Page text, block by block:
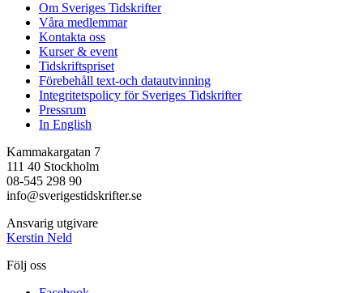
Om Sveriges Tidskrifter
Våra medlemmar
Kontakta oss
Kurser & event
Tidskriftspriset
Förebehåll text-och datautvinning
Integritetspolicy för Sveriges Tidskrifter
Pressrum
In English
Kammakargatan 7
111 40 Stockholm
08-545 298 90
info@sverigestidskrifter.se
Ansvarig utgivare
Kerstin Neld
Följ oss